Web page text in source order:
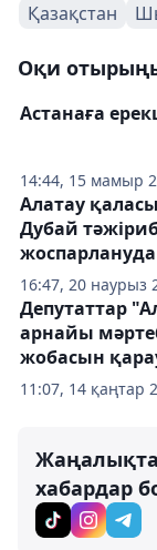
Қазақстан
Оқи
14:44, 15 мамыр
Астанаға
16:47, 20 наурыз
Алатау
Дубай
жоспарлануда
11:07, 14 қаңтар
Депутаттар
арнайы
жобасын
хабардар